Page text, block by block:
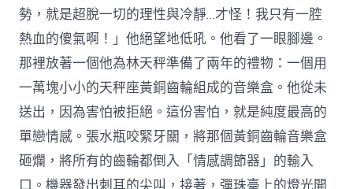
勢，就是超脫一切的理性與冷靜…才怪！我只有一腔
熱血的傻氣啊！」他絕望地低吼。他看了一眼腳邊。
那裡放著一個他為林天秤準備了兩年的禮物：一個用
一萬塊小小的天秤座黃銅齒輪組成的音樂盒。他從未
送出，因為害怕被拒絕。這份害怕，就是純度最高的
單戀情感。張水瓶咬緊牙關，將那個黃銅齒輪音樂盒
砸爛，將所有的齒輪都倒入「情感調節器」的輸入
口。機器發出刺耳的尖叫，接著，彈珠臺上的燈光開